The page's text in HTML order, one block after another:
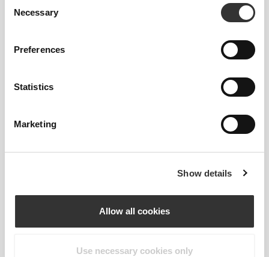
Selection
Necessary
Preferences
Statistics
Marketing
Show details
Allow all cookies
Use necessary cookies only
πλεξίματος που αναπτύχθηκε από την Prozis και
δεύτερο δέρμα, με βελτιωμένη ελαστικότητα,
RevoKnit
αποδίδει καλύτερα, προσφέρει
περιβάλλον.
ΤΕΧΝΟΛΟΓΊΑ ΙΝΏΝ